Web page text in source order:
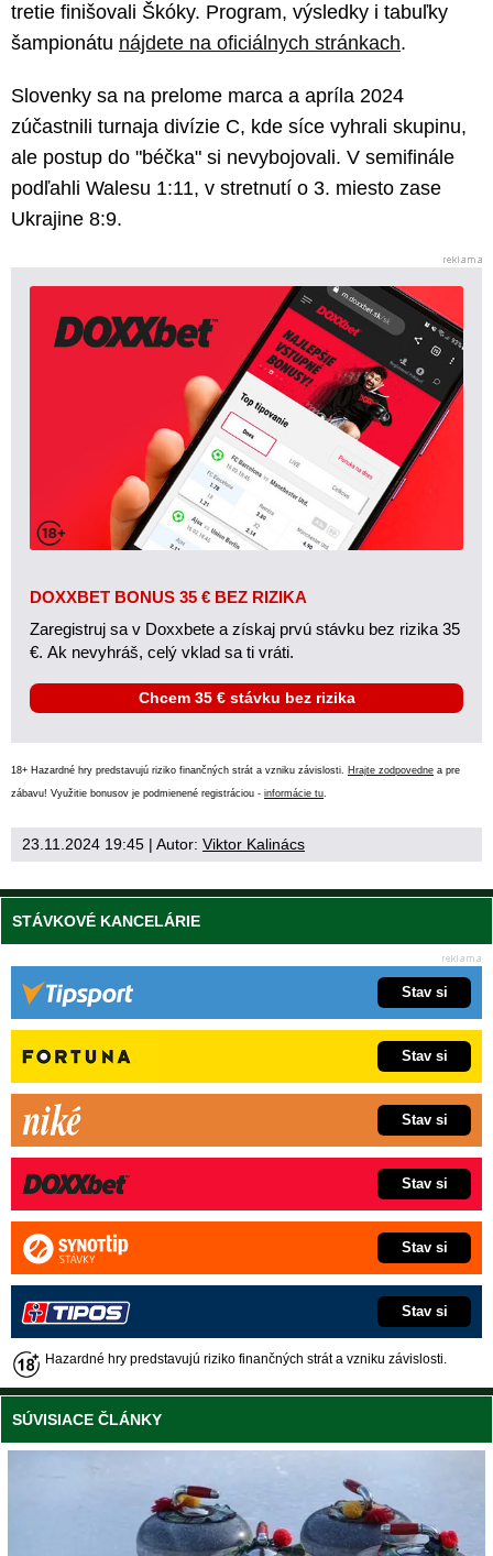
tretie finišovali Škóky. Program, výsledky i tabuľky
šampionátu nájdete na oficiálnych stránkach.
Slovenky sa na prelome marca a apríla 2024
zúčastnili turnaja divízie C, kde síce vyhrali skupinu,
ale postup do "béčka" si nevybojovali. V semifinále
podľahli Walesu 1:11, v stretnutí o 3. miesto zase
Ukrajine 8:9.
DOXXBET BONUS 35 € BEZ RIZIKA
Zaregistruj sa v Doxxbete a získaj prvú stávku bez rizika 35
€. Ak nevyhráš, celý vklad sa ti vráti.
Chcem 35 € stávku bez rizika
18+ Hazardné hry predstavujú riziko finančných strát a vzniku závislosti. Hrajte zodpovedne a pre
zábavu! Využitie bonusov je podmienené registráciou - informácie tu.
23.11.2024 19:45 | Autor: Viktor Kalinács
STÁVKOVÉ KANCELÁRIE
Stav si
Stav si
Stav si
Stav si
Stav si
Stav si
Hazardné hry predstavujú riziko finančných strát a vzniku závislosti.
SÚVISIACE ČLÁNKY